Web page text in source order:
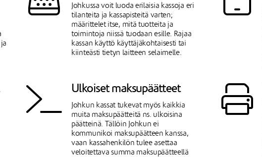
Johkussa voit luoda erilaisia kassoja eri
tilanteita ja kassapisteitä varten;
määrittelet itse, mitä tuotteita ja
toimintoja niissä tuodaan esille. Rajaa
kassan käyttö käyttäjäkohtaisesti tai
kiinteästi tietyn laitteen selaimelle.
Ulkoiset maksupäätteet
Johkun kassat tukevat myös kaikkia
muita maksupäätteitä ns. ulkoisina
päätteinä. Tällöin Johkun ei
kommunikoi maksupäätteen kanssa,
vaan kassahenkilön tulee asettaa
veloitettava summa maksupäätteellä